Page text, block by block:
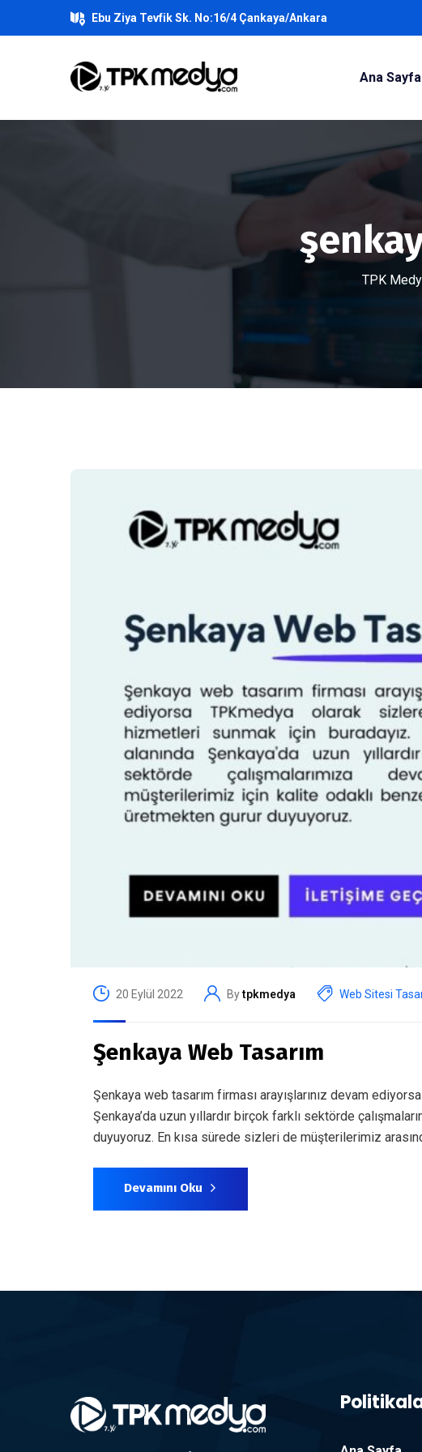
Ebu Ziya Tevfik Sk. No:16/4 Çankaya/Ankara
Ana Sayfa
TPK
20 Eylül 2022 Bytpkmedya Web Sitesi
Şenkaya Web Tasarım
Şenkaya web tasarım firması arayışlarınız devam
Şenkaya’da uzun yıllardır birçok farklı sektörde
duyuyoruz. En kısa sürede sizleri de müşterilerimiz
Devamını Oku